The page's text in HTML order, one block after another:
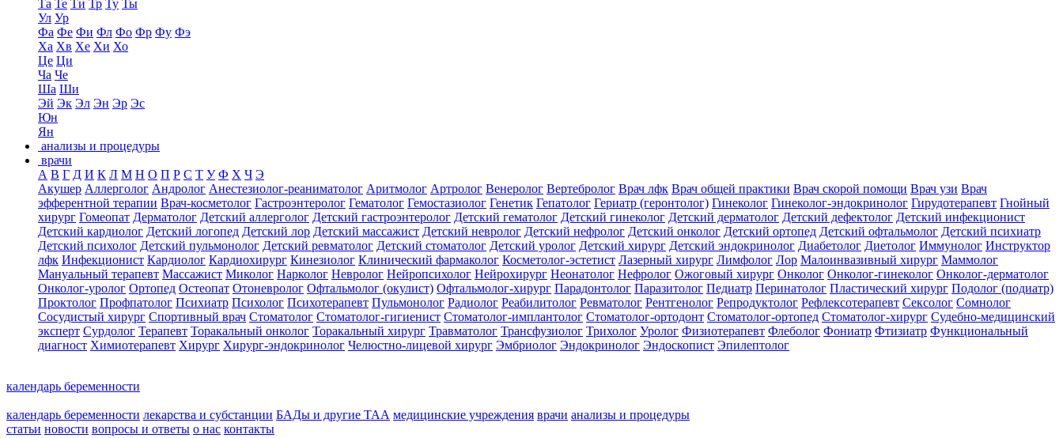
Та Те Ти Тр Ту Ты
Ул Ур
Фа Фе Фи Фл Фо Фр Фу Фэ
Ха Хв Хе Хи Хо
Це Ци
Ча Че
Ша Ши
Эй Эк Эл Эн Эр Эс
Юн
Ян
анализы и процедуры
врачи
А В Г Д И К Л М Н О П Р С Т У Ф Х Ч Э
Акушер Аллерголог Андролог Анестезиолог-реаниматолог Аритмолог Артролог Венеролог Вертебролог Врач лфк Врач общей практики Врач скорой помощи Врач узи Врач
эфферентной терапии Врач-косметолог Гастроэнтеролог Гематолог Гемостазиолог Генетик Гепатолог Гериатр (геронтолог) Гинеколог Гинеколог-эндокринолог Гирудотерапевт Гнойный
хирург Гомеопат Дерматолог Детский аллерголог Детский гастроэнтеролог Детский гематолог Детский гинеколог Детский дерматолог Детский дефектолог Детский инфекционист
Детский кардиолог Детский логопед Детский лор Детский массажист Детский невролог Детский нефролог Детский онколог Детский ортопед Детский офтальмолог Детский психиатр
Детский психолог Детский пульмонолог Детский ревматолог Детский стоматолог Детский уролог Детский хирург Детский эндокринолог Диабетолог Диетолог Иммунолог Инструктор
лфк Инфекционист Кардиолог Кардиохирург Кинезиолог Клинический фармаколог Косметолог-эстетист Лазерный хирург Лимфолог Лор Малоинвазивный хирург Маммолог
Мануальный терапевт Массажист Миколог Нарколог Невролог Нейропсихолог Нейрохирург Неонатолог Нефролог Ожоговый хирург Онколог Онколог-гинеколог Онколог-дерматолог
Онколог-уролог Ортопед Остеопат Отоневролог Офтальмолог (окулист) Офтальмолог-хирург Парадонтолог Паразитолог Педиатр Перинатолог Пластический хирург Подолог (подиатр)
Проктолог Профпатолог Психиатр Психолог Психотерапевт Пульмонолог Радиолог Реабилитолог Ревматолог Рентгенолог Репродуктолог Рефлексотерапевт Сексолог Сомнолог
Сосудистый хирург Спортивный врач Стоматолог Стоматолог-гигиенист Стоматолог-имплантолог Стоматолог-ортодонт Стоматолог-ортопед Стоматолог-хирург Судебно-медицинский
эксперт Сурдолог Терапевт Торакальный онколог Торакальный хирург Травматолог Трансфузиолог Трихолог Уролог Физиотерапевт Флеболог Фониатр Фтизиатр Функциональный
диагност Химиотерапевт Хирург Хирург-эндокринолог Челюстно-лицевой хирург Эмбриолог Эндокринолог Эндоскопист Эпилептолог
календарь беременности
календарь беременности лекарства и субстанции БАДы и другие ТАА медицинские учреждения врачи анализы и процедуры
статьи новости вопросы и ответы о нас контакты